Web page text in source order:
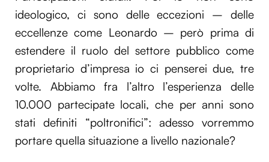
ideologico, ci sono delle eccezioni – delle
eccellenze come Leonardo – però prima di
estendere il ruolo del settore pubblico come
proprietario d’impresa io ci penserei due, tre
volte. Abbiamo fra l’altro l’esperienza delle
10.000 partecipate locali, che per anni sono
stati definiti “poltronifici”: adesso vorremmo
portare quella situazione a livello nazionale?